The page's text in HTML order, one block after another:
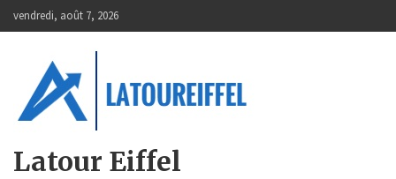
to
vendredi, août 7, 2026
Latour Eiffel